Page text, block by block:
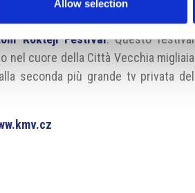
Allow selection
sabato 17 giugno nella Piazza
Koktejl Festival. Questo festival
nel cuore della Città Vecchia migliaia
seconda più grande tv privata del